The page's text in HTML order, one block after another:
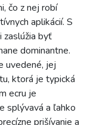
čo z nej robí
aplikácií. S
zaslúžia byť
dominantne.
uvedené, jej
ktorá je typická
ecru je
splývavá a ľahko
prišívanie a